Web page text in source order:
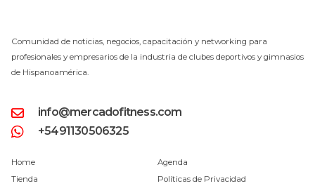
Comunidad de noticias, negocios, capacitación y networking para
profesionales y empresarios de la industria de clubes deportivos y gimnasios
de Hispanoamérica.
info@mercadofitness.com
+5491130506325
Home
Tienda
Agenda
Políticas de Privacidad